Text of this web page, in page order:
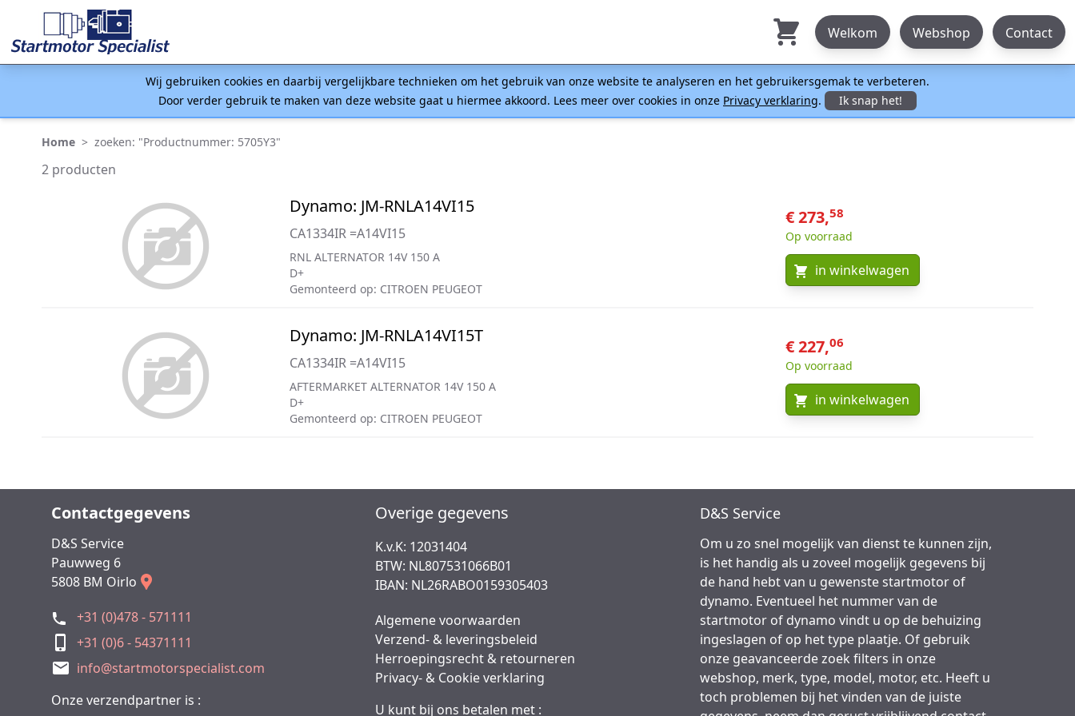
Welkom Webshop Contact
Wij gebruiken cookies en daarbij vergelijkbare technieken om het gebruik van onze website te analyseren en het gebruikersgemak te verbeteren.
Door verder gebruik te maken van deze website gaat u hiermee akkoord. Lees meer over cookies in onze Privacy verklaring. Ik snap het!
Home > zoeken: "Productnummer: 5705Y3"
2 producten
Dynamo: JM-RNLA14VI15
CA1334IR =A14VI15
RNL ALTERNATOR 14V 150 A
D+
Gemonteerd op: CITROEN PEUGEOT
€ 273,58
Op voorraad
in winkelwagen
Dynamo: JM-RNLA14VI15T
CA1334IR =A14VI15
AFTERMARKET ALTERNATOR 14V 150 A
D+
Gemonteerd op: CITROEN PEUGEOT
€ 227,06
Op voorraad
in winkelwagen
Contactgegevens
D&S Service
Pauwweg 6
5808 BM Oirlo
+31 (0)478 - 571111
+31 (0)6 - 54371111
info@startmotorspecialist.com
Onze verzendpartner is :
Overige gegevens
K.v.K: 12031404
BTW: NL807531066B01
IBAN: NL26RABO0159305403
Algemene voorwaarden
Verzend- & leveringsbeleid
Herroepingsrecht & retourneren
Privacy- & Cookie verklaring
U kunt bij ons betalen met :
D&S Service
Om u zo snel mogelijk van dienst te kunnen zijn,
is het handig als u zoveel mogelijk gegevens bij
de hand hebt van u gewenste startmotor of
dynamo. Eventueel het nummer van de
startmotor of dynamo vindt u op de behuizing
ingeslagen of op het type plaatje. Of gebruik
onze geavanceerde zoek filters in onze
webshop, merk, type, model, motor, etc. Heeft u
toch problemen bij het vinden van de juiste